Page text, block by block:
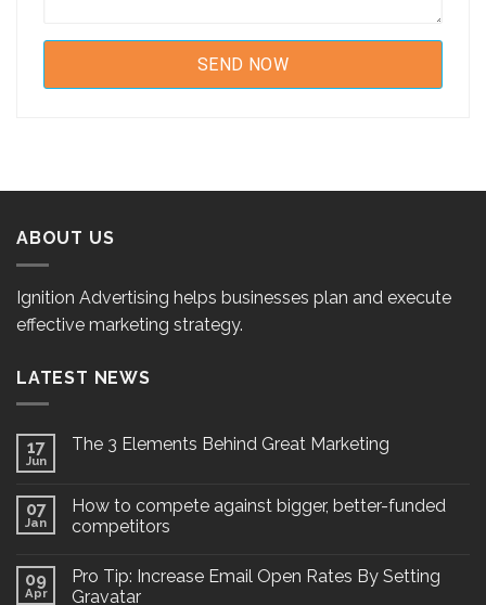
ABOUT US
Ignition Advertising helps businesses plan and execute
effective marketing strategy.
LATEST NEWS
17
Jun
The 3 Elements Behind Great Marketing
07
Jan
How to compete against bigger, better-funded
competitors
09
Apr
Pro Tip: Increase Email Open Rates By Setting
Gravatar